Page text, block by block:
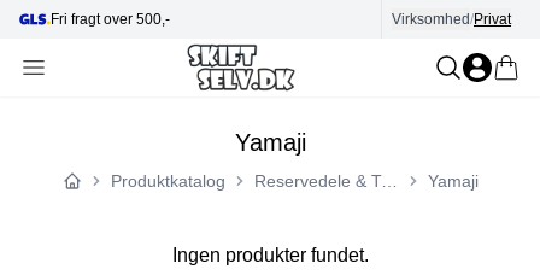
Fri fragt over 500,- Hjælp i kundecenter
Virksomhed/Privat
Yamaji
Forside
Produktkatalog Reservedele & Tilbehør Yamaji
Ingen produkter fundet.